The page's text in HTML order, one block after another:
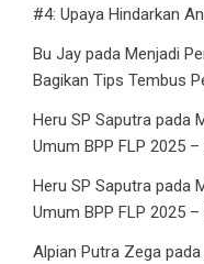
#4: Upaya Hindarkan
Bu Jay pada Menjadi
Bagikan Tips Tembus
Heru SP Saputra pada
Umum BPP FLP 2025 –
Heru SP Saputra pada
Umum BPP FLP 2025 –
Alpian Putra Zega pada